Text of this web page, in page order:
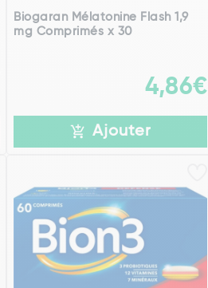
Biogaran Mélatonine Flash 1,9
mg Comprimés x 30
4,86€
Ajouter